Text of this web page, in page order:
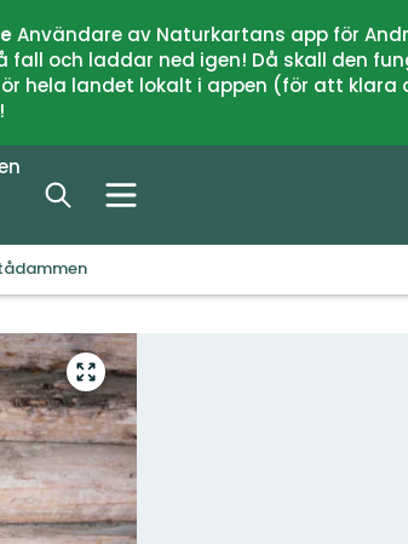
Användare av Naturkartans app för
och laddar ned igen! Då skall den
hela landet lokalt i appen (för att
Open
volledig
scherm